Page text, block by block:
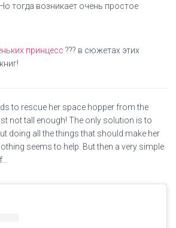
тогда возникает очень простое
принцесс ??? в сюжетах этих
to rescue her space hopper from the
not tall enough! The only solution is to
doing all the things that should make her
seems to help. But then a very simple